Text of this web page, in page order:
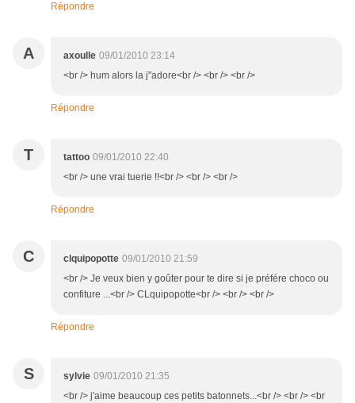
Répondre
A axoulle 09/01/2010 23:14
<br /> hum alors la j"adore<br /> <br /> <br />
Répondre
T tattoo 09/01/2010 22:40
<br /> une vrai tuerie !!<br /> <br /> <br />
Répondre
C clquipopotte 09/01/2010 21:59
<br /> Je veux bien y goûter pour te dire si je préfére choco ou
confiture ...<br /> CLquipopotte<br /> <br /> <br />
Répondre
S sylvie 09/01/2010 21:35
<br /> j'aime beaucoup ces petits batonnets...<br /> <br /> <br